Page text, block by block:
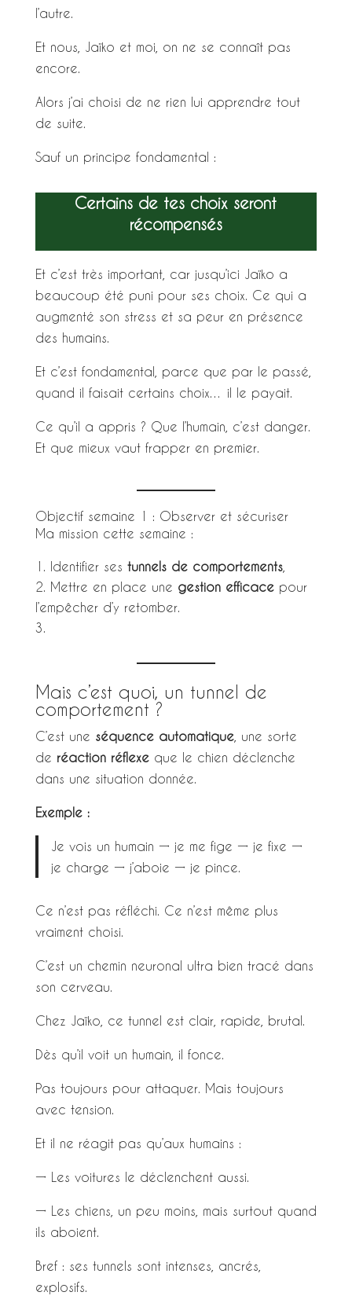
l’autre.
Et nous, Jaïko et moi, on ne se connaît pas
encore.
Alors j’ai choisi de ne rien lui apprendre tout
de suite.
Sauf un principe fondamental :
Certains de tes choix seront
récompensés
Et c’est très important, car jusqu’ici Jaïko a
beaucoup été puni pour ses choix. Ce qui a
augmenté son stress et sa peur en présence
des humains.
Et c’est fondamental, parce que par le passé,
quand il faisait certains choix… il le payait.
Ce qu’il a appris ? Que l’humain, c’est danger.
Et que mieux vaut frapper en premier.
Objectif semaine 1 : Observer et sécuriser
Ma mission cette semaine :
Identifier ses tunnels de comportements,
Mettre en place une gestion efficacepour
l’empêcher d’y retomber.
Mais c’est quoi, un tunnel de
comportement ?
C’est une séquence automatique, une sorte
de réaction réflexeque le chien déclenche
dans une situation donnée.
Exemple :
Je vois un humain → je me fige → je fixe →
je charge → j’aboie → je pince.
Ce n’est pas réfléchi. Ce n’est même plus
vraiment choisi.
C’est un chemin neuronal ultra bien tracé dans
son cerveau.
Chez Jaïko, ce tunnel est clair, rapide, brutal.
Dès qu’il voit un humain, il fonce.
Pas toujours pour attaquer. Mais toujours
avec tension.
Et il ne réagit pas qu’aux humains :
→ Les voitures le déclenchent aussi.
→ Les chiens, un peu moins, mais surtout quand
ils aboient.
Bref : ses tunnels sont intenses, ancrés,
explosifs.